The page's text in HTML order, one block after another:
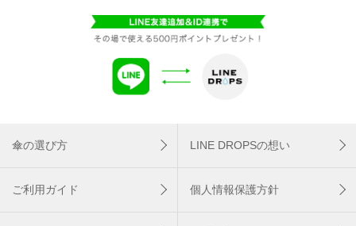
傘の選び方 LINE DROPSの想い
ご利用ガイド 個人情報保護方針